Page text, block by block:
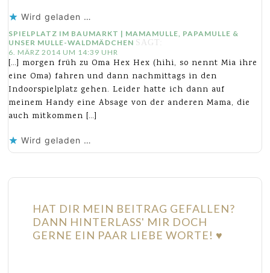
Wird geladen …
SPIELPLATZ IM BAUMARKT | MAMAMULLE, PAPAMULLE &
UNSER MULLE-WALDMÄDCHEN SAGT:
6. MÄRZ 2014 UM 14:39 UHR
[…] morgen früh zu Oma Hex Hex (hihi, so nennt Mia ihre
eine Oma) fahren und dann nachmittags in den
Indoorspielplatz gehen. Leider hatte ich dann auf
meinem Handy eine Absage von der anderen Mama, die
auch mitkommen […]
Wird geladen …
HAT DIR MEIN BEITRAG GEFALLEN?
DANN HINTERLASS' MIR DOCH
GERNE EIN PAAR LIEBE WORTE! ♥